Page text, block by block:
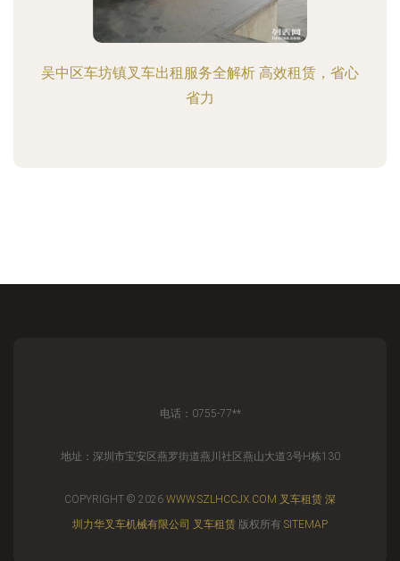
吴中区车坊镇叉车出租服务全解析 高效租赁，省心
省力
电话：0755-77**
地址：深圳市宝安区燕罗街道燕川社区燕山大道3号H栋130
COPYRIGHT © 2026 WWW.SZLHCCJX.COM 叉车租赁 深
圳力华叉车机械有限公司 叉车租赁 版权所有 SITEMAP